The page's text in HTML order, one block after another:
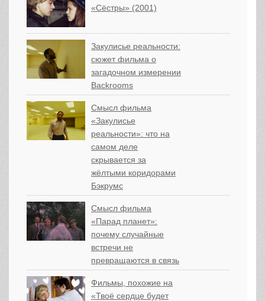
«Сёстры» (2001)
Закулисье реальности:
сюжет фильма о
загадочном измерении
Backrooms
Смысл фильма
«Закулисье
реальности»: что на
самом деле
скрывается за
жёлтыми коридорами
Бэкрумс
Смысл фильма
«Парад планет»:
почему случайные
встречи не
превращаются в связь
Фильмы, похожие на
«Твоё сердце будет